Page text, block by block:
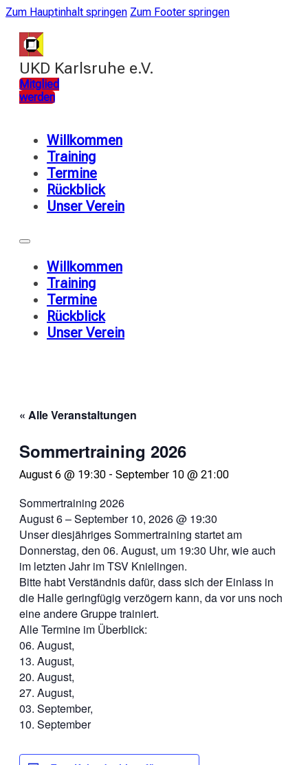
Zum Hauptinhalt springen Zum Footer springen
UKD Karlsruhe e.V.
Mitglied
werden
Willkommen
Training
Termine
Rückblick
Unser Verein
Willkommen
Training
Termine
Rückblick
Unser Verein
« Alle Veranstaltungen
Sommertraining 2026
August 6 @ 19:30 - September 10 @ 21:00
Sommertraining 2026
August 6 – September 10, 2026 @ 19:30
Unser diesjähriges Sommertraining startet am
Donnerstag, den 06. August, um 19:30 Uhr, wie auch
im letzten Jahr im TSV Knielingen.
Bitte habt Verständnis dafür, dass sich der Einlass in
die Halle geringfügig verzögern kann, da vor uns noch
eine andere Gruppe trainiert.
Alle Termine im Überblick:
06. August,
13. August,
20. August,
27. August,
03. September,
10. September